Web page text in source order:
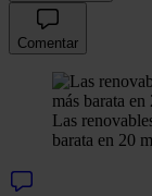
Comentar
Las
barata en 20